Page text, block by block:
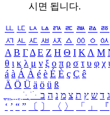
시면 됩니다.
ㅥ ㅦ ㅧ ㅨ ㅩ ㅪ ㅫ ㅬ ㅭ
ㅺ ㅻ ㅼ ㅽ ㅾ ㅿ ㆀ ㆁ ㆂ
Α Β ΓΔ Ε Ζ Η Θ Ι ΚΛ Μ
θ ι κ λ μ ν ξ ο π ρ σ τ υ φ χ
á à Á À é è É È ç Ç ê
Ä Ö Ü ä ö ü ß
ִֶֹ ֻּ ׁׂ ג ד ש ץ ת צ מ נ ה ב
‘ ’ “ ” 〔 〕 〈 〉 「 」 『